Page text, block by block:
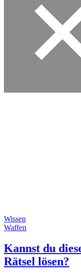
Wissen
Waffen
Kannst du
Rätsel lösen?